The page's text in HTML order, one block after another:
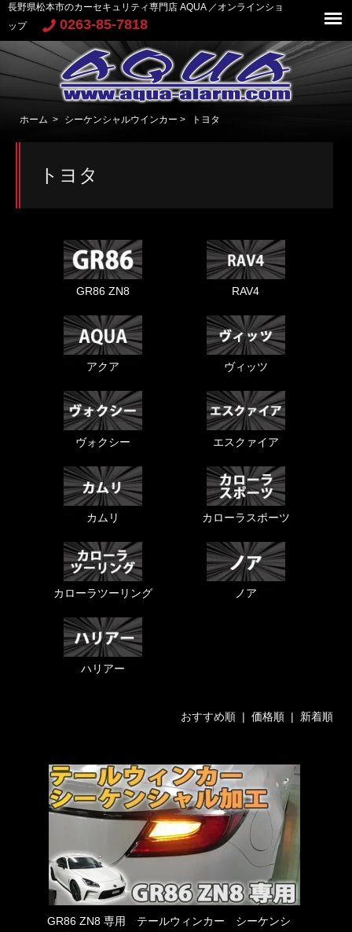
長野県松本市のカーセキュリティ専門店 AQUA ／オンラインショ
ップ
0263-85-7818
ホーム > シーケンシャルウインカー > トヨタ
トヨタ
GR86 ZN8 RAV4
アクア ヴィッツ
ヴォクシー エスクァイア
カムリ カローラスポーツ
カローラツーリング ノア
ハリアー
おすすめ順 | 価格順| 新着順
GR86 ZN8 専用 テールウィンカー シーケンシ